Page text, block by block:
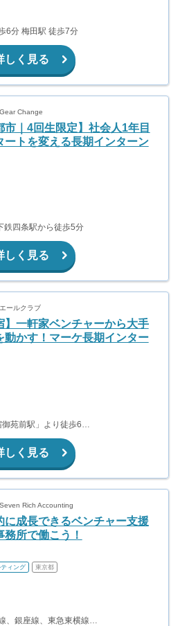
6分 梅田駅 徒歩7分
しく見る
Change
市｜4回生限定】社会人1年目
ートを変える長期インターン
鉄四条駅から徒歩5分
しく見る
ールクラブ
】一軒家ベンチャーから大手
動かす！マーケ長期インター
東京メトロ丸ノ内線「新宿御苑前駅」より徒歩6分 東京メトロ副都心線「新宿三丁目駅」より徒歩8分 東京メトロ大江戸線「若松河田駅」より徒歩8分 都営新宿線「曙橋駅」より徒歩10分
しく見る
Rich Accounting
に成長できるベンチャー支援
務所で働こう！
ィング 東京都